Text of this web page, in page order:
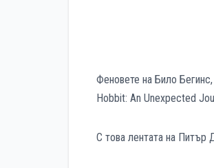
Феновете на Било
Hobbit: An Unexpected
С това лентата на Питър